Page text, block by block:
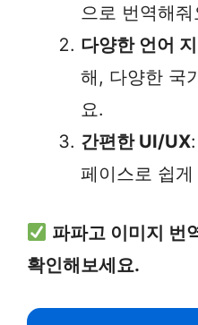
으로 번역해줘
다양한 언어
해, 다양한 국
요.
간편한 UI/UX
페이스로 쉽
파파고 이미지 번
확인해보세요.